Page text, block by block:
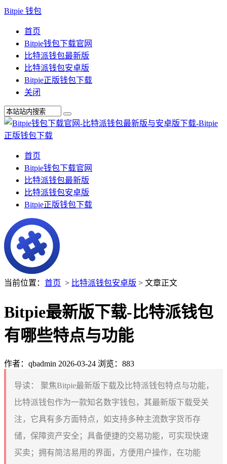
Bitpie 钱包
首页
Bitpie钱包下载官网
比特派钱包最新版
比特派钱包安卓版
Bitpie正版钱包下载
关闭
首页
Bitpie钱包下载官网
比特派钱包最新版
比特派钱包安卓版
Bitpie正版钱包下载
当前位置： 首页 > 比特派钱包安卓版 > 文章正文
Bitpie最新版下载-比特派钱包
有哪些特点与功能
作者：qbadmin 2026-03-24 浏览：883
导读：
聚焦Bitpie最新版下载及比特派钱包特点与功能，
比特派钱包作为一款知名数字钱包，其最新版下载受关
注，它具有多方面特点，如支持多种主流数字货币存
储，保障资产安全；具备便捷的交易功能，可实现快速
买卖；拥有简洁易用的界面，方便用户操作，在功能